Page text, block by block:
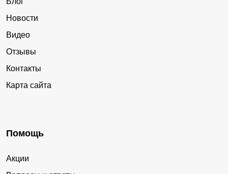
Новости
Видео
Отзывы
Контакты
Карта сайта
Помощь
Акции